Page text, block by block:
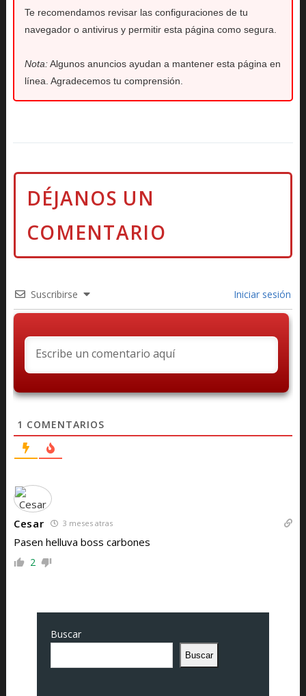
Te recomendamos revisar las configuraciones de tu
navegador o antivirus y permitir esta página como segura.
Nota:Algunos anuncios ayudan a mantener esta página en
línea. Agradecemos tu comprensión.
Suscribirse Iniciar sesión
1 COMENTARIOS
Cesar 3 meses atras
Pasen helluva boss carbones
2
Buscar
Buscar